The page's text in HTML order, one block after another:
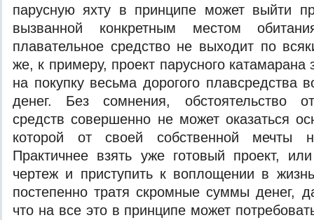
парусную яхту в принципе может выйти
вызванной конкретным местом
плавательное средство не выходит по
же, к примеру, проект парусного катамарана
на покупку весьма дорогого плавсредства
денег. Без сомнения, обстоятельство
средств совершенно не может оказаться
которой от своей собственной мечты
Практичнее взять уже готовый проект,
чертеж и приступить к воплощении в
постепенно тратя скромные суммы денег,
что на все это в принципе может